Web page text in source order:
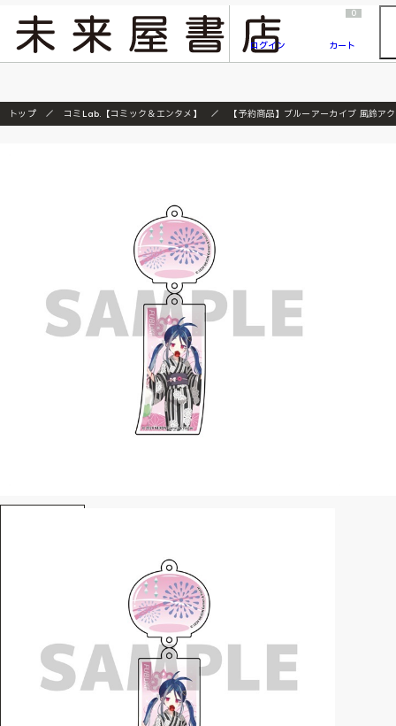
『ONE PIECE magazine 021 ONE PIECEカード付き同梱版』発売延期のご案内
ログイン
0
カート
トップ コミLab.【コミック＆エンタメ】 【予約商品】ブルーアーカイブ 風鈴ア